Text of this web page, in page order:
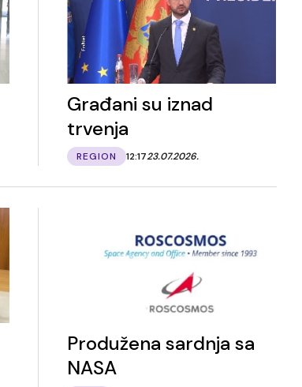
Građani su iznad
trvenja
REGION 12:1723.07.2026.
Produžena sardnja sa
NASA